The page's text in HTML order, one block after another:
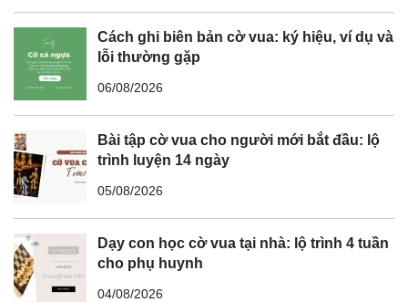
Cách ghi biên bản cờ vua: ký hiệu, ví dụ và
lỗi thường gặp
06/08/2026
Bài tập cờ vua cho người mới bắt đầu: lộ
trình luyện 14 ngày
05/08/2026
Dạy con học cờ vua tại nhà: lộ trình 4 tuần
cho phụ huynh
04/08/2026